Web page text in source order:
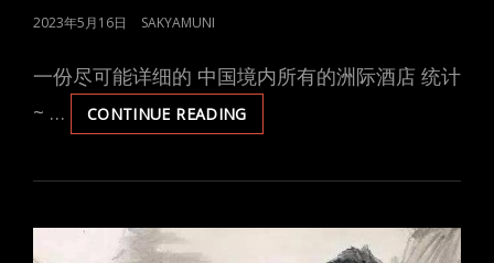
POSTED
2023年5月16日 SAKYAMUNI
一份尽可能详细的 中国境内所有的洲际酒店 统计
~ …
CONTINUE READINGSHARE-
中
洲
酒